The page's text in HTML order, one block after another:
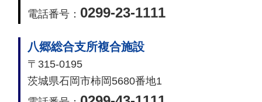
電話番号： 0299-23-1111
八郷総合支所複合施設
〒315-0195
茨城県石岡市柿岡5680番地1